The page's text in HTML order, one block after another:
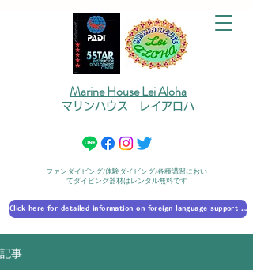
Marine House Lei Aloha
マリンハウス レイアロハ
ファンダイビング/体験ダイビング/各種講習におい
てダイビング器材はレンタル無料です
Click here for detailed information on foreign language support 外国語対応の詳細に​ついて
記事